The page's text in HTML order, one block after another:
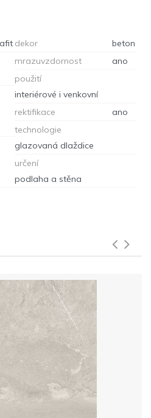
dekor
beton
mrazuvzdornost
ano
použití
interiérové i venkovní
rektifikace
ano
technologie
glazovaná dlaždice
určení
podlaha a stěna